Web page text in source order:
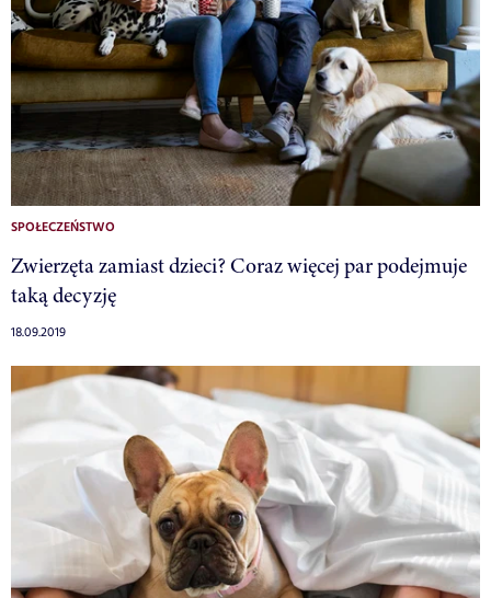
SPOŁECZEŃSTWO
Zwierzęta zamiast dzieci? Coraz więcej par podejmuje
taką decyzję
18.09.2019